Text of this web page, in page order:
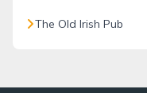
The Old Irish Pub